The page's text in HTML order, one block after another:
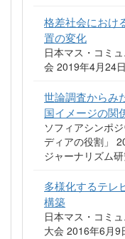
格差社会におけ
置の変化
日本マス・コミ
会 2019年4月24日
世論調査からみ
国イメージの関
ソフィアシンポ
ディアの役割」
ジャーナリズム
多様化するテレ
構築
日本マス・コミ
大会 2016年6月9